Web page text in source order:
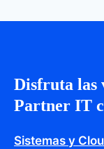
Disfruta las
Partner IT
Sistemas y